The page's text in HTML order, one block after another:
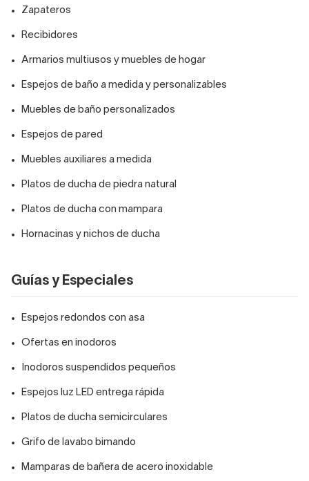
Zapateros
Recibidores
Armarios multiusos y muebles de hogar
Espejos de baño a medida y personalizables
Muebles de baño personalizados
Espejos de pared
Muebles auxiliares a medida
Platos de ducha de piedra natural
Platos de ducha con mampara
Hornacinas y nichos de ducha
Guías y Especiales
Espejos redondos con asa
Ofertas en inodoros
Inodoros suspendidos pequeños
Espejos luz LED entrega rápida
Platos de ducha semicirculares
Grifo de lavabo bimando
Mamparas de bañera de acero inoxidable